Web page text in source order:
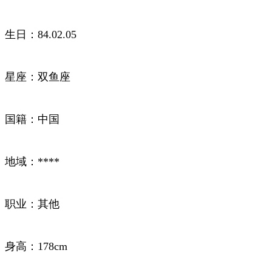
生日：84.02.05
星座：双鱼座
国籍：中国
地域：****
职业：其他
身高：178cm